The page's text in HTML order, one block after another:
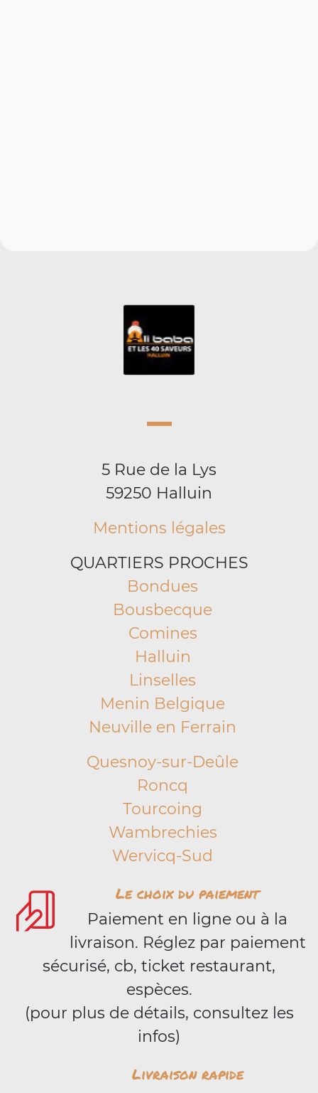
5 Rue de la Lys
59250 Halluin
Mentions légales
QUARTIERS PROCHES
Bondues
Bousbecque
Comines
Halluin
Linselles
Menin Belgique
Neuville en Ferrain
Quesnoy-sur-Deûle
Roncq
Tourcoing
Wambrechies
Wervicq-Sud
Le choix du paiement
Paiement en ligne ou à la
livraison. Réglez par paiement
sécurisé, cb, ticket restaurant,
espèces.
(pour plus de détails, consultez les
infos)
Livraison rapide